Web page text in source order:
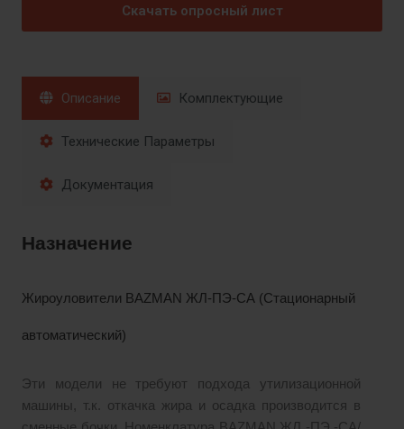
Скачать опросный лист
Описание Комплектующие
Технические Параметры
Документация
Назначение
Жироуловители BAZMAN ЖЛ-ПЭ-СА (Стационарный
автоматический)
Эти модели не требуют подхода утилизационной
машины, т.к. откачка жира и осадка производится в